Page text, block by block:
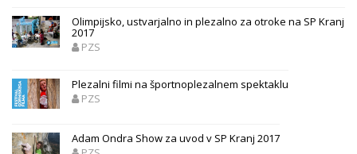
Olimpijsko, ustvarjalno in plezalno za otroke na SP Kranj
2017
PZS
Plezalni filmi na športnoplezalnem spektaklu
PZS
Adam Ondra Show za uvod v SP Kranj 2017